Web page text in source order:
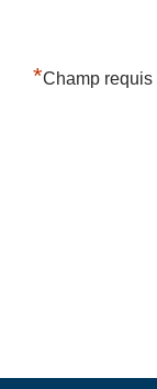
*Champ requis